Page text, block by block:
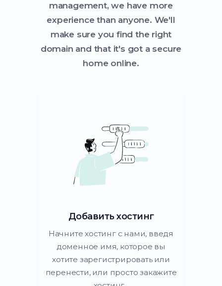
management, we have more
experience than anyone. We'll
make sure you find the right
domain and that it's got a secure
home online.
Добавить хостинг
Начните хостинг с нами, введя
доменное имя, которое вы
хотите зарегистрировать или
перенести, или просто закажите